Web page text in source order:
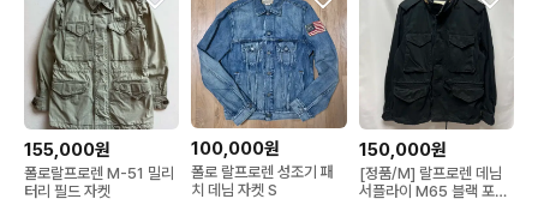
155,000원
폴로랄프로렌 M-51 밀리
터리 필드 자켓
100,000원
폴로 랄프로렌 성조기 패
치 데님 자켓 S
150,000원
[정품/M] 랄프로렌 데님
서플라이 M65 블랙 포켓